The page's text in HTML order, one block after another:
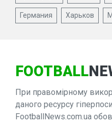
Германия Харьков
FOOTBALL
При правомірному
даного ресурсу
FootballNews.com.ua